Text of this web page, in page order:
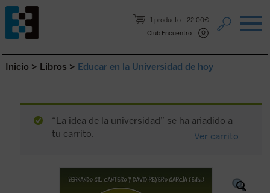
1 producto
22,00€
Club Encuentro
Saltar al contenido.
Inicio > Libros > Educar en la Universidad de hoy
“La idea de la universidad” se ha añadido a
tu carrito.
Ver carrito